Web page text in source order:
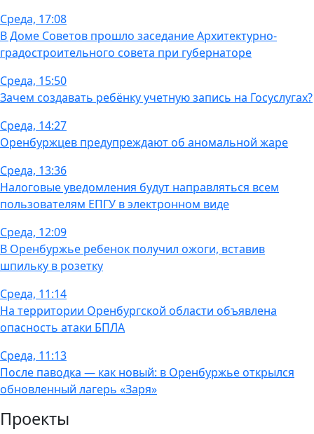
Среда, 17:08
В Доме Советов прошло заседание Архитектурно-
градостроительного совета при губернаторе
Среда, 15:50
Зачем создавать ребёнку учетную запись на Госуслугах?
Среда, 14:27
Оренбуржцев предупреждают об аномальной жаре
Среда, 13:36
Налоговые уведомления будут направляться всем
пользователям ЕПГУ в электронном виде
Среда, 12:09
В Оренбуржье ребенок получил ожоги, вставив
шпильку в розетку
Среда, 11:14
На территории Оренбургской области объявлена
опасность атаки БПЛА
Среда, 11:13
После паводка — как новый: в Оренбуржье открылся
обновленный лагерь «Заря»
Проекты